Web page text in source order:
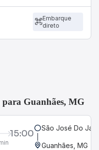
Embarque
direto
para Guanhães, MG
15:00 São José Do
Guanhães, MG